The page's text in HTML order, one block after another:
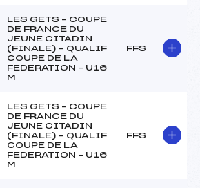
LES GETS – COUPE
DE FRANCE DU
JEUNE CITADIN
(FINALE) – QUALIF
COUPE DE LA
FEDERATION – U16
M
FFS
LES GETS – COUPE
DE FRANCE DU
JEUNE CITADIN
(FINALE) – QUALIF
COUPE DE LA
FEDERATION – U16
M
FFS